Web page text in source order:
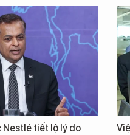
tiết lộ lý do